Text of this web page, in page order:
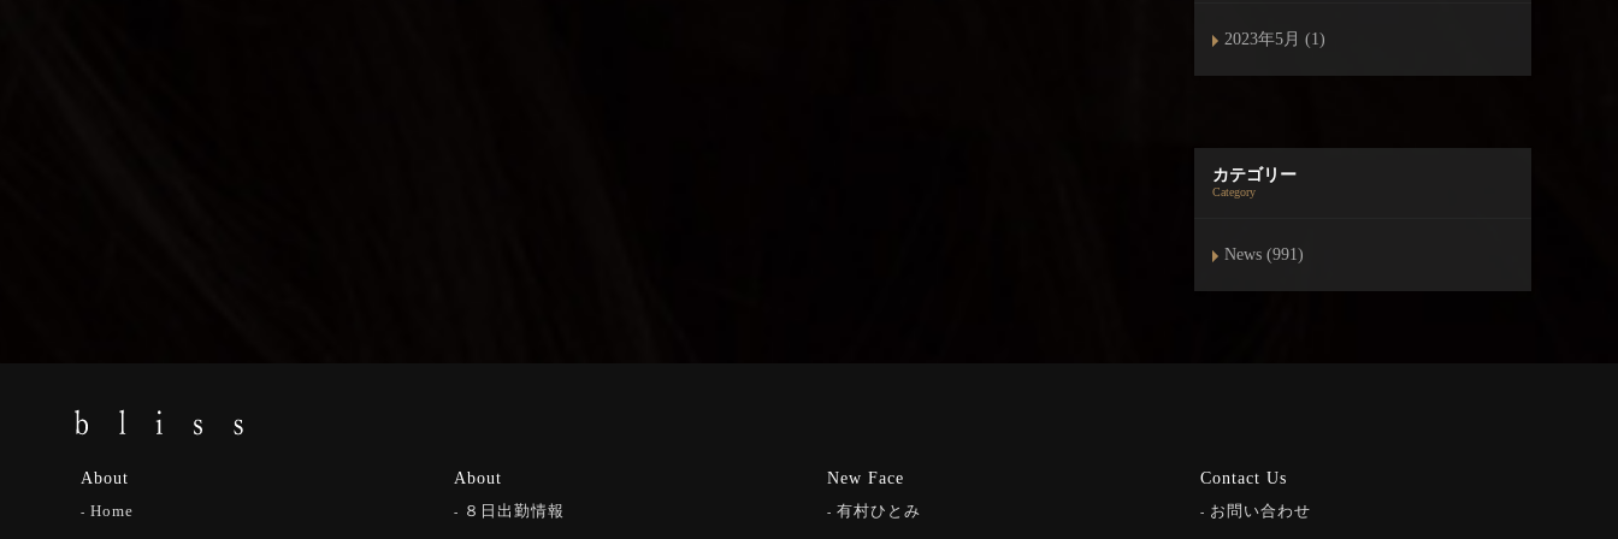
2023年5月 (1)
カテゴリー
Category
News (991)
About
Home
About
８日出勤情報
New Face
有村ひとみ
Contact Us
お問い合わせ